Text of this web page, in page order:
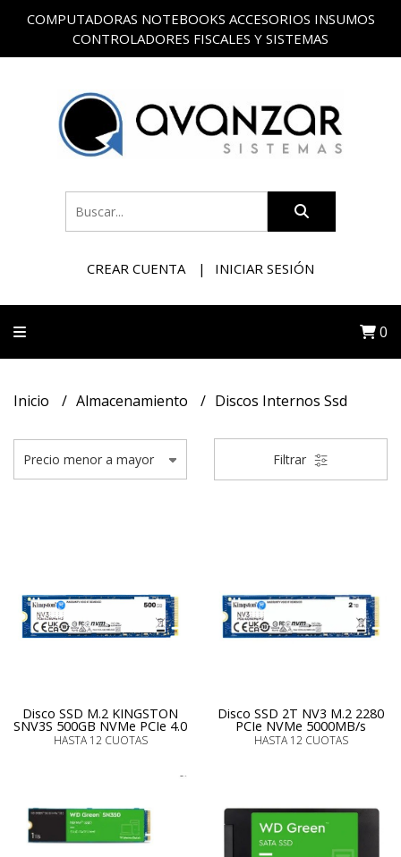
COMPUTADORAS NOTEBOOKS ACCESORIOS INSUMOS
CONTROLADORES FISCALES Y SISTEMAS
CREAR CUENTA INICIAR SESIÓN
0
Inicio Almacenamiento Discos Internos Ssd
Filtrar
Disco SSD M.2 KINGSTON
SNV3S 500GB NVMe PCIe 4.0
HASTA 12 CUOTAS
Disco SSD 2T NV3 M.2 2280
PCIe NVMe 5000MB/s
HASTA 12 CUOTAS